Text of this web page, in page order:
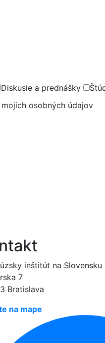
Diskusie a prednášky
osobných údajov
inštitút na Slovensku
7
Bratislava
na mape